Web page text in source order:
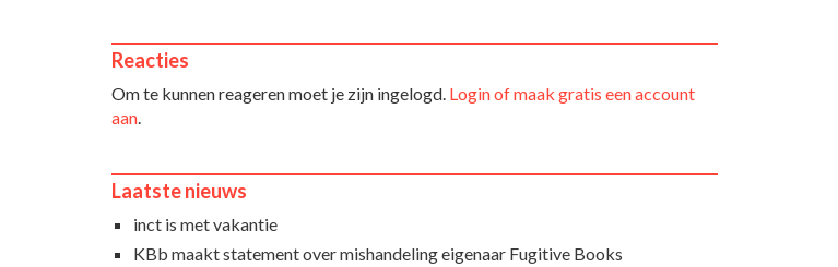
Reacties
Om te kunnen reageren moet je zijn ingelogd. Login of maak gratis een account
aan.
Laatste nieuws
inct is met vakantie
KBb maakt statement over mishandeling eigenaar Fugitive Books